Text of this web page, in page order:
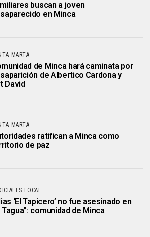
buscan a joven
en Minca
MARTA
de Minca hará caminata por
de Albertico Cardona y
David
MARTA
ratifican a Minca como
de paz
LOCAL
‘El Tapicero’ no fue asesinado en
Tagua”: comunidad de Minca